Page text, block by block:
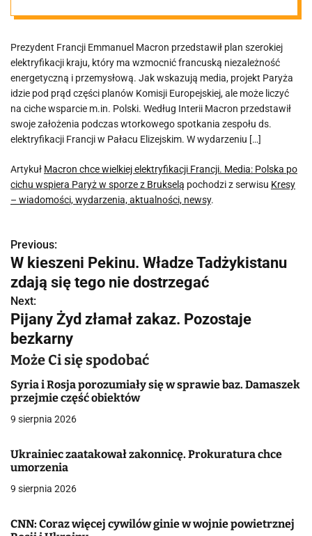
Polska po cichu
wspiera Paryż
w sporze z
Brukselą
Prezydent Francji Emmanuel Macron przedstawił plan szerokiej
elektryfikacji kraju, który ma wzmocnić francuską niezależność
energetyczną i przemysłową. Jak wskazują media, projekt Paryża
idzie pod prąd części planów Komisji Europejskiej, ale może liczyć
na ciche wsparcie m.in. Polski. Według Interii Macron przedstawił
swoje założenia podczas wtorkowego spotkania zespołu ds.
elektryfikacji Francji w Pałacu Elizejskim. W wydarzeniu […]
Artykuł Macron chce wielkiej elektryfikacji Francji. Media: Polska po
cichu wspiera Paryż w sporze z Brukselą pochodzi z serwisu Kresy
– wiadomości, wydarzenia, aktualności, newsy.
N
a
w
i
g
a
c
a
w
Previous:
W kieszeni Pekinu. Władze Tadżykistanu
zdają się tego nie dostrzegać
Next:
Pijany Żyd złamał zakaz. Pozostaje
bezkarny
Może Ci się spodobać
Syria i Rosja porozumiały się w sprawie baz. Damaszek
przejmie część obiektów
9 sierpnia 2026
Ukrainiec zaatakował zakonnicę. Prokuratura chce
umorzenia
9 sierpnia 2026
CNN: Coraz więcej cywilów ginie w wojnie powietrznej